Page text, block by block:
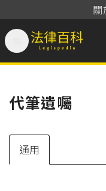
關
法律百科
代筆遺囑
通用